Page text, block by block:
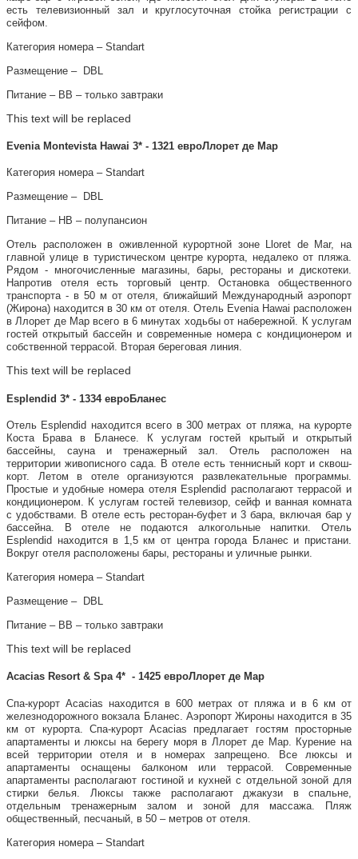
есть телевизионный зал и круглосуточная стойка регистрации с
сейфом.
Категория номера – Standart
Размещение – DBL
Питание – ВВ – только завтраки
This text will be replaced
Evenia Montevista Hawai 3* - 1321 евроЛлорет де Мар
Категория номера – Standart
Размещение – DBL
Питание – НВ – полупансион
Отель расположен в оживленной курортной зоне Lloret de Mar, на
главной улице в туристическом центре курорта, недалеко от пляжа.
Рядом - многочисленные магазины, бары, рестораны и дискотеки.
Напротив отеля есть торговый центр. Остановка общественного
транспорта - в 50 м от отеля, ближайший Международный аэропорт
(Жирона) находится в 30 км от отеля. Отель Evenia Hawai расположен
в Ллорет де Мар всего в 6 минутах ходьбы от набережной. К услугам
гостей открытый бассейн и современные номера с кондиционером и
собственной террасой. Вторая береговая линия.
This text will be replaced
Esplendid 3* - 1334 евроБланес
Отель Esplendid находится всего в 300 метрах от пляжа, на курорте
Коста Брава в Бланесе. К услугам гостей крытый и открытый
бассейны, сауна и тренажерный зал. Отель расположен на
территории живописного сада. В отеле есть теннисный корт и сквош-
корт. Летом в отеле организуются развлекательные программы.
Простые и удобные номера отеля Esplendid располагают террасой и
кондиционером. К услугам гостей телевизор, сейф и ванная комната
с удобствами. В отеле есть ресторан-буфет и 3 бара, включая бар у
бассейна. В отеле не подаются алкогольные напитки. Отель
Esplendid находится в 1,5 км от центра города Бланес и пристани.
Вокруг отеля расположены бары, рестораны и уличные рынки.
Категория номера – Standart
Размещение – DBL
Питание – ВВ – только завтраки
This text will be replaced
Acacias Resort & Spa 4* - 1425 евроЛлорет де Мар
Спа-курорт Acacias находится в 600 метрах от пляжа и в 6 км от
железнодорожного вокзала Бланес. Аэропорт Жироны находится в 35
км от курорта. Спа-курорт Acacias предлагает гостям просторные
апартаменты и люксы на берегу моря в Ллорет де Мар. Курение на
всей территории отеля и в номерах запрещено. Все люксы и
апартаменты оснащены балконом или террасой. Современные
апартаменты располагают гостиной и кухней с отдельной зоной для
стирки белья. Люксы также располагают джакузи в спальне,
отдельным тренажерным залом и зоной для массажа. Пляж
общественный, песчаный, в 50 – метров от отеля.
Категория номера – Standart